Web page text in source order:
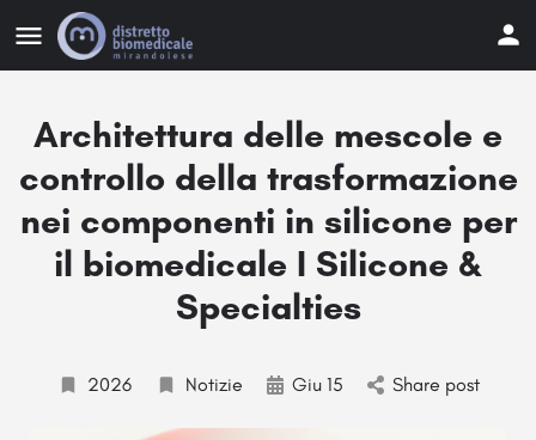
Architettura delle mescole e
controllo della trasformazione
nei componenti in silicone per
il biomedicale I Silicone &
Specialties
2026 Notizie Giu 15 Share post